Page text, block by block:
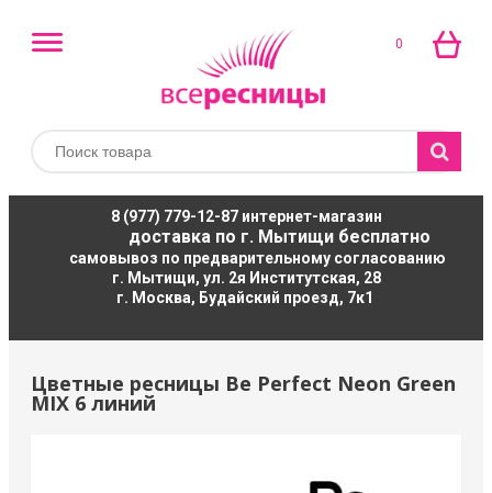
0
8 (977) 779-12-87интернет-магазин
доставка по г. Мытищи бесплатно
самовывоз по предварительному согласованию
г. Мытищи, ул. 2я Институтская, 28
г. Москва, Будайский проезд, 7к1
Цветные ресницы Be Perfect Neon Green
MIX 6 линий